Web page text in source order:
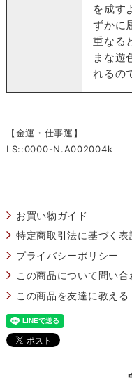
を成す
ずかに
重なる
まな遊
れるの
【金運・仕事運】
LS::0000-N.A002004k
お買い物ガイド
特定商取引法に基づく表
プライバシーポリシー
この商品について問い合
この商品を友達に教える